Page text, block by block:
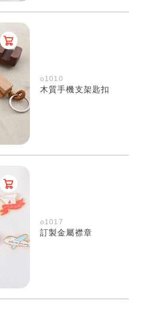
o1010
木質手機支架匙扣
o1017
訂製金屬襟章